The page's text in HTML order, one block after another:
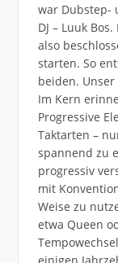
war Dubstep-
DJ – Luuk
also
starten. So
beiden. Unser
Im Kern
Progressive
Taktarten –
spannend zu
progressiv
mit
Weise zu
etwa Queen
einigen